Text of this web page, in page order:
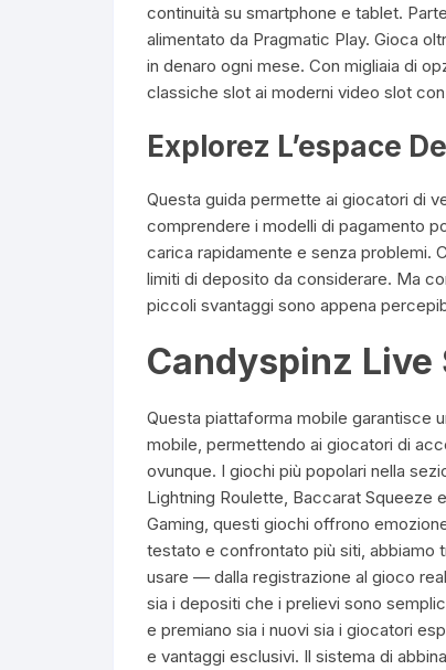
continuità su smartphone e tablet.
alimentato da Pragmatic Play. Gioca
in denaro ogni mese. Con migliaia di
classiche slot ai moderni video slot
Explorez L’espace
Questa guida permette ai giocatori di
comprendere i modelli di pagamento
carica rapidamente e senza problemi.
limiti di deposito da considerare. Ma
piccoli svantaggi sono appena
Candyspinz
Questa piattaforma mobile garantisce
mobile, permettendo ai giocatori di
ovunque. I giochi più popolari nella
Lightning Roulette, Baccarat Squeeze
Gaming, questi giochi offrono
testato e confrontato più siti, abbiamo
usare — dalla registrazione al gioco
sia i depositi che i prelievi sono
e premiano sia i nuovi sia i giocatori
e vantaggi esclusivi. Il sistema di